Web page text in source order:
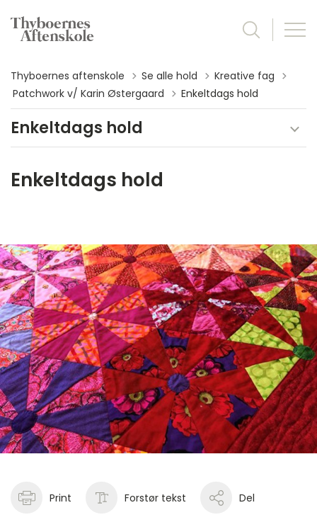
Thyboernes aftenskole Se alle hold
Kreative fag
Tilbage til
Patchwork v/ Karin Østergaard Enkeltdags hold
Enkeltdags hold
Enkeltdags hold
Print Forstør tekst Del